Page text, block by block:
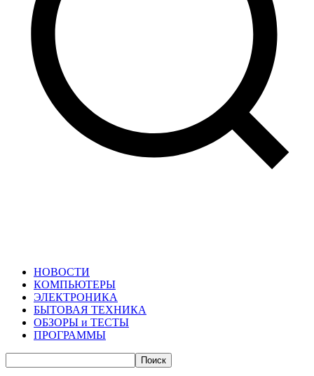
НОВОСТИ
КОМПЬЮТЕРЫ
ЭЛЕКТРОНИКА
БЫТОВАЯ ТЕХНИКА
ОБЗОРЫ и ТЕСТЫ
ПРОГРАММЫ
Поиск